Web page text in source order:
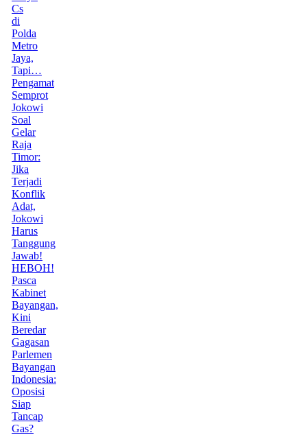
Cs
di
Polda
Metro
Jaya,
Tapi…
Pengamat
Semprot
Jokowi
Soal
Gelar
Raja
Timor:
Jika
Terjadi
Konflik
Adat,
Jokowi
Harus
Tanggung
Jawab!
HEBOH!
Pasca
Kabinet
Bayangan,
Kini
Beredar
Gagasan
Parlemen
Bayangan
Indonesia:
Oposisi
Siap
Tancap
Gas?